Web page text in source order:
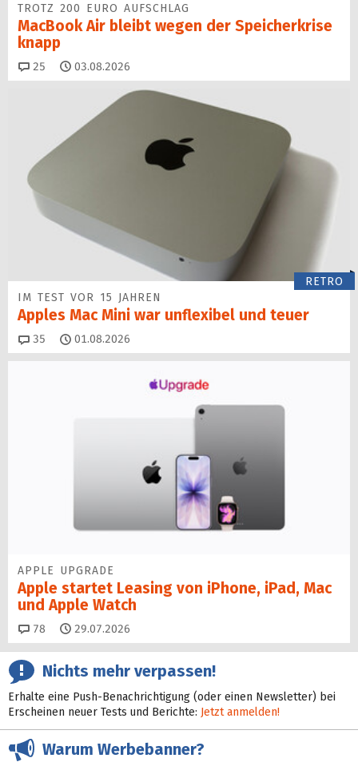
TROTZ 200 EURO AUFSCHLAG
MacBook Air bleibt wegen der Speicherkrise
knapp
25 Kommentare
03.08.2026
RETRO
IM TEST VOR 15 JAHREN
Apples Mac Mini war unflexibel und teuer
35 Kommentare
01.08.2026
APPLE UPGRADE
Apple startet Leasing von iPhone, iPad, Mac
und Apple Watch
78 Kommentare
29.07.2026
Nichts mehr verpassen!
Erhalte eine Push-Benachrichtigung (oder einen Newsletter) bei
Erscheinen neuer Tests und Berichte: Jetzt anmelden!
Warum Werbebanner?